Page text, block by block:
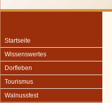
Startseite
Wissenswertes
Dorfleben
Tourismus
Walnussfest